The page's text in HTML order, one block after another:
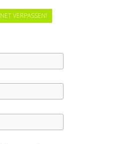
VERPASSEN!